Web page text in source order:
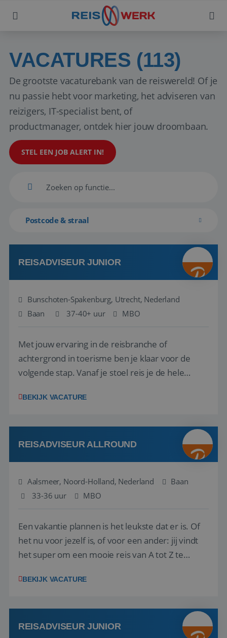
VACATURES (113)
De grootste vacaturebank van de reiswereld! Of je
nu passie hebt voor marketing, het adviseren van
reizigers, IT-specialist bent, of
productmanager, ontdek hier jouw droombaan.
STEL EEN JOB ALERT IN!
Postcode & straal
REISADVISEUR JUNIOR
Bunschoten-Spakenburg, Utrecht, Nederland
Baan
37-40+ uur MBO
Met jouw ervaring in de reisbranche of
achtergrond in toerisme ben je klaar voor de
volgende stap. Vanaf je stoel reis je de hele
wensen van je team, je klant en wat er in de
klanten te overtuigen om die droomreis te
boeken! ...
BEKIJK VACATURE
REISADVISEUR ALLROUND
Aalsmeer, Noord-Holland, Nederland
Baan
33-36 uur
MBO
Een vakantie plannen is het leukste dat er is. Of
het nu voor jezelf is, of voor een ander: jij vindt
het super om een mooie reis van A tot Z te
vakantiegangers de meest prachtige plekjes op
werken: of het nu gaat om vragen ...
BEKIJK VACATURE
REISADVISEUR JUNIOR